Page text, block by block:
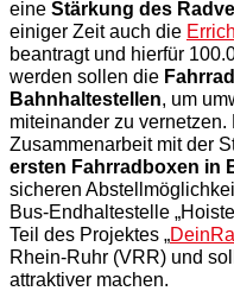
eine Stärkung des
einiger Zeit auch die
beantragt und hierfür
werden sollen die
Bahnhaltestellen, um
miteinander zu
Zusammenarbeit mit der
ersten Fahrradboxen in
sicheren
Bus-Endhaltestelle
Teil des Projektes „
Rhein-Ruhr (VRR) und
attraktiver machen.